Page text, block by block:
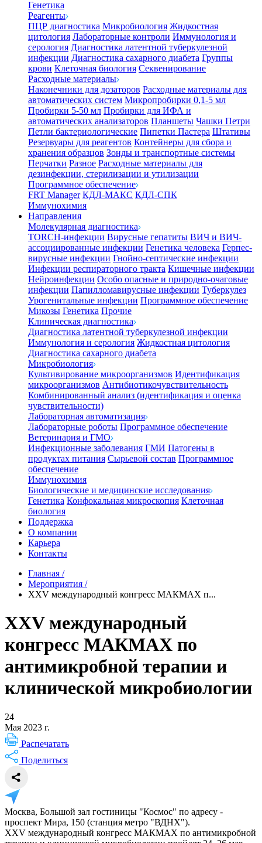
Генетика
Реагенты
ПЦР диагностика Микробиология Жидкостная
цитология Лабораторные контроли Иммунология и
серология Диагностика латентной туберкулезной
инфекции Диагностика сахарного диабета Группы
крови Клеточная биология Секвенирование
Расходные материалы
Наконечники для дозаторов Расходные материалы для
автоматических систем Микропробирки 0,1-5 мл
Пробирки 5-50 мл Пробирки для ИФА и
автоматических анализаторов Планшеты Чашки Петри
Петли бактериологические Пипетки Пастера Штативы
Резервуары для реагентов Контейнеры для сбора и
хранения образцов Зонды и транспортные системы
Перчатки Разное Расходные материалы для
дезинфекции, стерилизации и утилизации
Программное обеспечение
FRT Manager КДЛ-МАКС КДЛ-СПК
Иммунохимия
Направления
Молекулярная диагностика
TORCH-инфекции Вирусные гепатиты ВИЧ и ВИЧ-
ассоциированные инфекции Генетика человека Герпес-
вирусные инфекции Гнойно-септические инфекции
Инфекции респираторного тракта Кишечные инфекции
Нейроинфекции Особо опасные и природно-очаговые
инфекции Папилломавирусные инфекции Туберкулез
Урогенитальные инфекции Программное обеспечение
Микозы Генетика Прочие
Клиническая диагностика
Диагностика латентной туберкулезной инфекции
Иммунология и серология Жидкостная цитология
Диагностика сахарного диабета
Микробиология
Культивирование микроорганизмов Идентификация
микроорганизмов Антибиотикочувствительность
Комбинированный анализ (идентификация и оценка
чувствительности)
Лабораторная автоматизация
Лабораторные роботы Программное обеспечение
Ветеринария и ГМО
Инфекционные заболевания ГМИ Патогены в
продуктах питания Сырьевой состав Программное
обеспечение
Иммунохимия
Биологические и медицинские исследования
Генетика Конфокальная микроскопия Клеточная
биология
Поддержка
О компании
Карьера
Контакты
Главная /
Мероприятия /
XXV международный конгресс МАКМАХ п...
XXV международный
конгресс МАКМАХ по
антимикробной терапии и
клинической микробиологии
24
Мая 2023 г.
Распечатать
Поделиться
Москва, Большой зал гостиницы "Космос" по адресу -
проспект Мира, 150 (станция метро "ВДНХ").
XXV международный конгресс МАКМАХ по антимикробной